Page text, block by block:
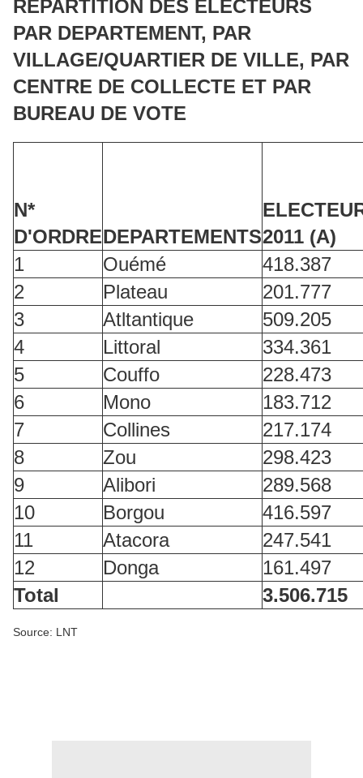
REPARTITION DES ELECTEURS
PAR DEPARTEMENT, PAR
VILLAGE/QUARTIER DE VILLE, PAR
CENTRE DE COLLECTE ET PAR
BUREAU DE VOTE
N*
D'ORDREDEPARTEMENTS2011 (A)
1
Ouémé
418.387
2
Plateau
201.777
3
Atltantique
509.205
4
Littoral
334.361
5
Couffo
228.473
6
Mono
183.712
7
Collines
217.174
8
Zou
298.423
9
Alibori
289.568
10
Borgou
416.597
11
Atacora
247.541
12
Donga
161.497
Total
3.506.715
Source: LNT